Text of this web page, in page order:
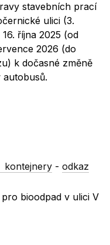
stavebních prací
ulici (3.
října 2025 (od
2026 (do
k dočasné změně
kontejnery -odkaz
bioodpad v ulici V